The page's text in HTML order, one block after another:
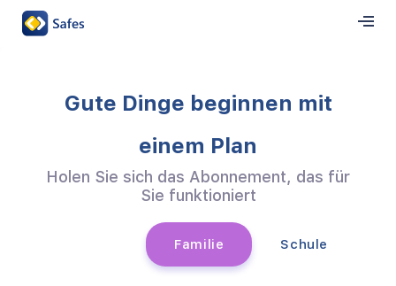
Gute Dinge beginnen mit
einem Plan
Holen Sie sich das Abonnement, das für
Sie funktioniert
Schule
Familie